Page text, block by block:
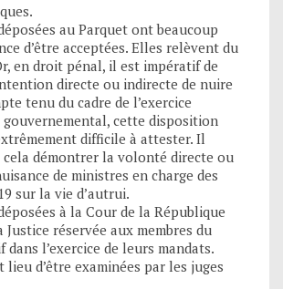
au Parquet ont beaucoup
d’être acceptées. Elles relèvent du
en droit pénal, il est impératif de
directe ou indirecte de nuire
tenu du cadre de l’exercice
cette disposition
difficile à attester. Il
démontrer la volonté directe ou
de ministres en charge des
sur la vie d’autrui.
à la Cour de la République
réservée aux membres du
dans l’exercice de leurs mandats.
d’être examinées par les juges